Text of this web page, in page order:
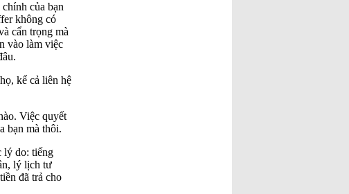
của bạn
không có
cẩn trọng mà
vào làm việc
kể cả liên hệ
Việc quyết
bạn mà thôi.
lý do: tiếng
lý lịch tư
đã trả cho